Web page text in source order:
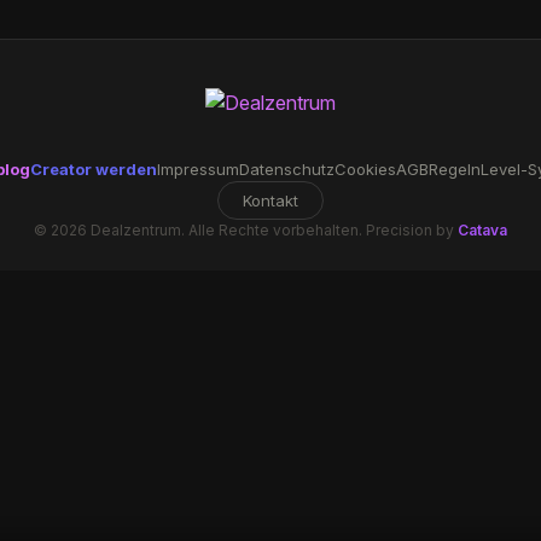
Creator werdenImpressumDatenschutzCookiesAGBRegelnLevel-
Kontakt
© 2026 Dealzentrum. Alle Rechte vorbehalten. Precision by Catava